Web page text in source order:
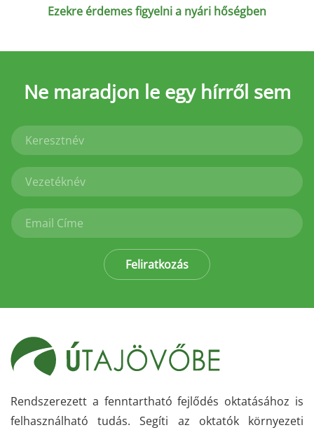
Ezekre érdemes figyelni a nyári hőségben
Ne maradjon le egy hírről sem
Feliratkozás
Rendszerezett a fenntartható fejlődés oktatásához is
felhasználható tudás. Segíti az oktatók környezeti